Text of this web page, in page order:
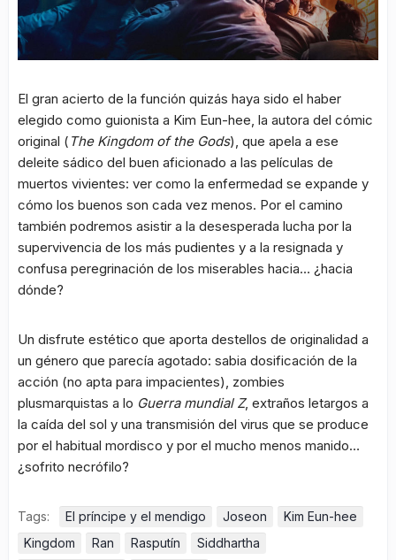
El gran acierto de la función quizás haya sido el haber
elegido como guionista a Kim Eun-hee, la autora del cómic
original ( The Kingdom of the Gods), que apela a ese
deleite sádico del buen aficionado a las películas de
muertos vivientes: ver como la enfermedad se expande y
cómo los buenos son cada vez menos. Por el camino
también podremos asistir a la desesperada lucha por la
supervivencia de los más pudientes y a la resignada y
confusa peregrinación de los miserables hacia… ¿hacia
dónde?
Un disfrute estético que aporta destellos de originalidad a
un género que parecía agotado: sabia dosificación de la
acción (no apta para impacientes), zombies
plusmarquistas a lo Guerra mundial Z, extraños letargos a
la caída del sol y una transmisión del virus que se produce
por el habitual mordisco y por el mucho menos manido…
¿sofrito necrófilo?
Tags: El príncipe y el mendigo Joseon
Kim Eun-hee
Kingdom
Ran Rasputín
Siddhartha